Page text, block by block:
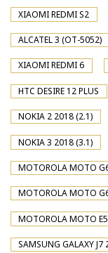
XIAOMI REDMI S2
ALCATEL 3 (OT-5052)
XIAOMI REDMI 6
HTC DESIRE 12 PLUS
NOKIA 2 2018 (2.1)
NOKIA 3 2018 (3.1)
MOTOROLA MOTO
MOTOROLA MOTO
MOTOROLA MOTO E5
SAMSUNG GALAXY J7